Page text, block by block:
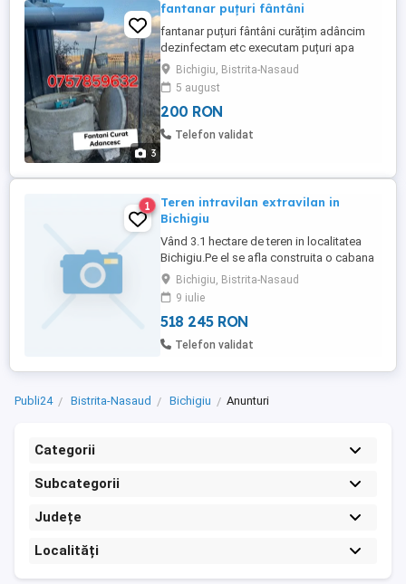
3
fantanar puțuri fântâni
fantanar puțuri fântâni curățim adâncim
dezinfectam etc executam puțuri apa
fântâniBichigiu, Bistrita-Nasaud
5 august
200 RON
Telefon validat
1
Teren intravilan extravilan in
Bichigiu
Vând 3.1 hectare de teren in localitatea
Bichigiu.Pe el se afla construita o cabana
din lemn(p+1) și anexe. Mai există și o
balta de crap și un bazin de păstrăv. Este
curent și apă în regie proprie. Se mai pot
construi și alte cabane,suprafață plană
este multa.
Bichigiu, Bistrita-Nasaud
9 iulie
518 245 RON
Telefon validat
Publi24 Bistrita-Nasaud Bichigiu Anunturi
Categorii
Subcategorii
Județe
Localități